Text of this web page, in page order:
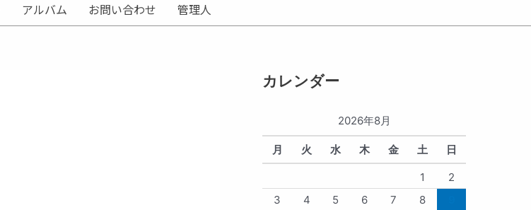
k
n
アルバム お問い合わせ 管理人
カレンダー
2026年8月
月 火 水 木 金 土 日
1
2
3
4 5 6 7 8